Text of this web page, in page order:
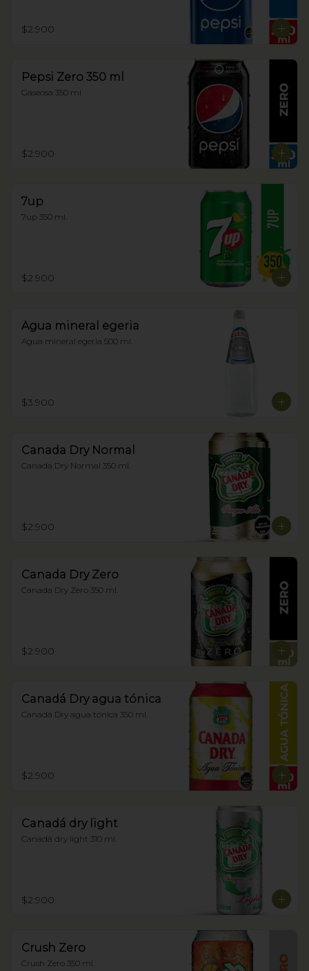
$2.900
Pepsi Zero 350 ml
Gaseosa 350 ml
$2.900
7up
7up 350 ml.
$2.900
Agua mineral egeria
Agua mineral egeria 500 ml.
$3.900
Canada Dry Normal
Canada Dry Normal 350 ml.
$2.900
Canada Dry Zero
Canada Dry Zero 350 ml.
$2.900
Canadá Dry agua tónica
Canadá Dry agua tónica 350 ml.
$2.900
Canadá dry light
Canadá dry light 310 ml.
$2.900
Crush Zero
Crush Zero 350 ml.